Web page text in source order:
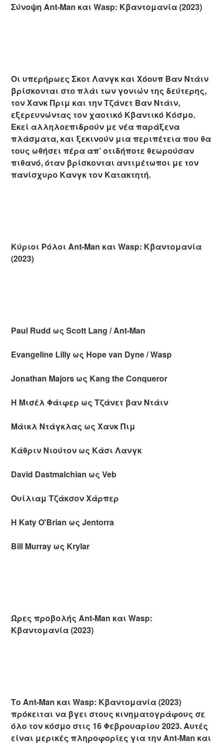
Σύνοψη Ant-Man και Wasp: Κβαντομανία (2023)
Οι υπερήρωες Σκοτ Λανγκ και Χόουπ Βαν Ντάιν
βρίσκονται στο πλάι των γονιών της δεύτερης,
τον Χανκ Πριμ και την Τζάνετ Βαν Ντάιν,
εξερευνώντας τον χαοτικό Κβαντικό Κόσμο.
Εκεί αλληλοεπιδρούν με νέα παράξενα
πλάσματα, και ξεκινούν μια περιπέτεια που θα
τους ωθήσει πέρα απ’ οτιδήποτε θεωρούσαν
πιθανό, όταν βρίσκονται αντιμέτωποι με τον
πανίσχυρο Κανγκ τον Κατακτητή.
Κύριοι Ρόλοι Ant-Man και Wasp: Κβαντομανία
(2023)
Paul Rudd ως Scott Lang / Ant-Man
Evangeline Lilly ως Hope van Dyne / Wasp
Jonathan Majors ως Kang the Conqueror
Η Μισέλ Φάιφερ ως Τζάνετ βαν Ντάιν
Μάικλ Ντάγκλας ως Χανκ Πιμ
Κάθριν Νιούτον ως Κάσι Λανγκ
David Dastmalchian ως Veb
Ουίλιαμ Τζάκσον Χάρπερ
Η Katy O'Brian ως Jentorra
Bill Murray ως Krylar
Ώρες προβολής Ant-Man και Wasp:
Κβαντομανία (2023)
Το Ant-Man και Wasp: Κβαντομανία (2023)
πρόκειται να βγει στους κινηματογράφους σε
όλο τον κόσμο στις 16 Φεβρουαρίου 2023. Αυτές
είναι μερικές πληροφορίες για την Ant-Man και